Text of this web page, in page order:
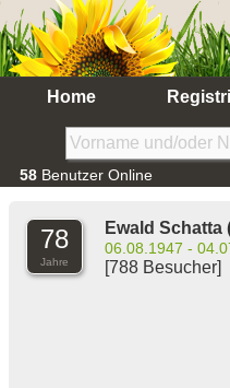
Home
58 Benutzer Online
78
Jahre
Ewald Schatta
06.08.1947 -
[788 Besucher]